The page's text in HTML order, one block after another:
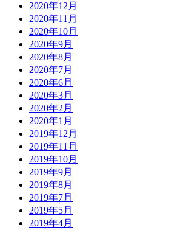
2020年12月
2020年11月
2020年10月
2020年9月
2020年8月
2020年7月
2020年6月
2020年3月
2020年2月
2020年1月
2019年12月
2019年11月
2019年10月
2019年9月
2019年8月
2019年7月
2019年5月
2019年4月